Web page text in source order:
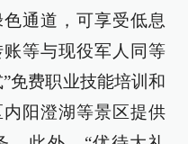
通道，可享受低息
等与现役军人同等
免费职业技能培训和
阳澄湖等景区提供